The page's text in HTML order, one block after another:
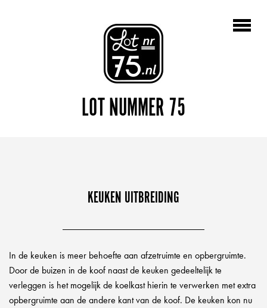
LOT NUMMER 75
KEUKEN UITBREIDING
In de keuken is meer behoefte aan afzetruimte en opbergruimte.
Door de buizen in de koof naast de keuken gedeeltelijk te
verleggen is het mogelijk de koelkast hierin te verwerken met extra
opbergruimte aan de andere kant van de koof. De keuken kon nu